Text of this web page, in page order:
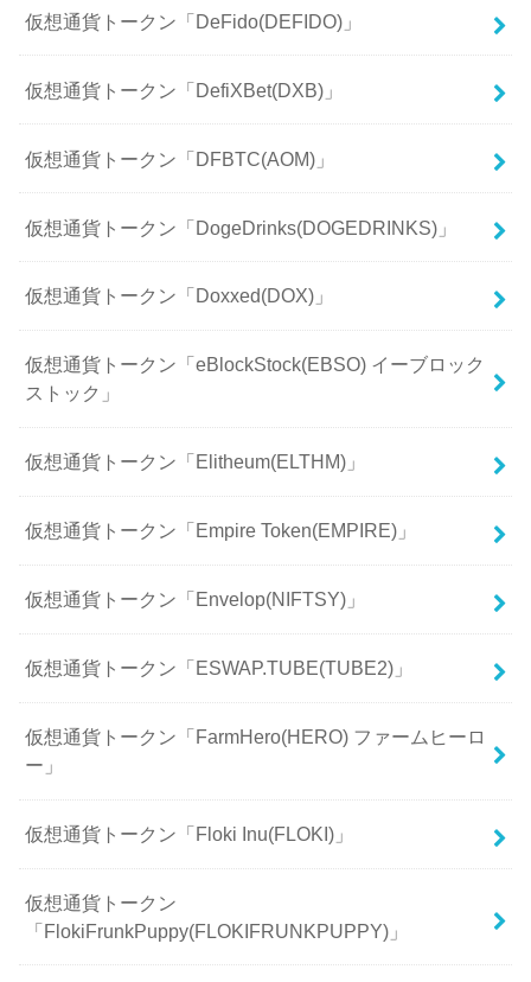
仮想通貨トークン「DeFido(DEFIDO)」
仮想通貨トークン「DefiXBet(DXB)」
仮想通貨トークン「DFBTC(AOM)」
仮想通貨トークン「DogeDrinks(DOGEDRINKS)」
仮想通貨トークン「Doxxed(DOX)」
仮想通貨トークン「eBlockStock(EBSO) イーブロック
ストック」
仮想通貨トークン「Elitheum(ELTHM)」
仮想通貨トークン「Empire Token(EMPIRE)」
仮想通貨トークン「Envelop(NIFTSY)」
仮想通貨トークン「ESWAP.TUBE(TUBE2)」
仮想通貨トークン「FarmHero(HERO) ファームヒーロ
ー」
仮想通貨トークン「Floki Inu(FLOKI)」
仮想通貨トークン
「FlokiFrunkPuppy(FLOKIFRUNKPUPPY)」